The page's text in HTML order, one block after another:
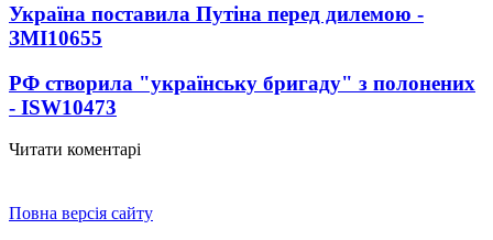
Україна поставила Путіна перед дилемою -
ЗМІ10655
РФ створила "українську бригаду" з полонених
- ISW10473
Читати коментарі
Повна версія сайту